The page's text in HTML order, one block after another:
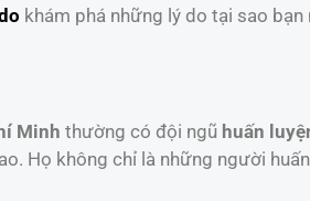
khám phá những lý do tại sao
Minh thường có đội ngũ huấn
Họ không chỉ là những người